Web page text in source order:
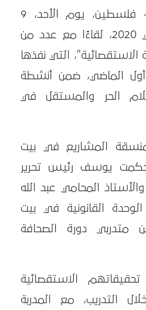
عقد بيت الصحافة – فلسطين، يوم الأحد، 9
نوفمبر/ تشرين الثاني 2020، لقاءًا مع عدد من
الاستقصائية"، التي نفذها
الماضي، ضمن أنشطة
الحر والمستقل في
المشاريع في بيت
حكمت يوسف رئيس تحرير
والأستاذ المحامي عبد الله
القانونية في بيت
متدربي دورة الصحافة
الاستقصائية
التدريب، مع المدربة